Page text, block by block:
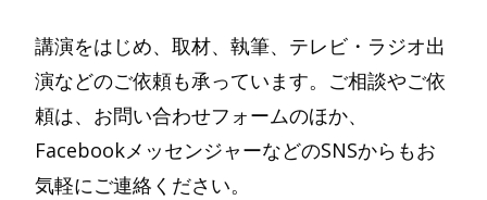
講演をはじめ、取材、執筆、テレビ・ラジオ出
演などのご依頼も承っています。ご相談やご依
頼は、お問い合わせフォームのほか、
FacebookメッセンジャーなどのSNSからもお
気軽にご連絡ください。